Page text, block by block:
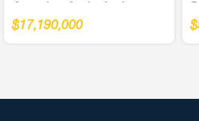
4,5Cm
$17,190,000 $